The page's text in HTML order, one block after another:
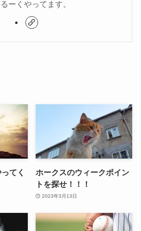
ーくやってます。
てく
ホークスのウィークポイン
トを探せ！！！
2023年3月13日